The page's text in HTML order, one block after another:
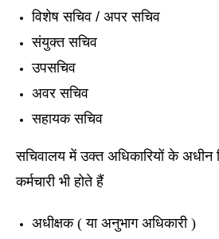
विशेष सचिव / अपर सचिव
संयुक्त सचिव
उपसचिव
अवर सचिव
सहायक सचिव
सचिवालय में उक्त अधिकारियों के अधीन
कर्मचारी भी होते हैं
अधीक्षक ( या अनुभाग अधिकारी )